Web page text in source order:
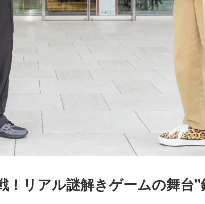
！リアル謎解きゲームの舞台